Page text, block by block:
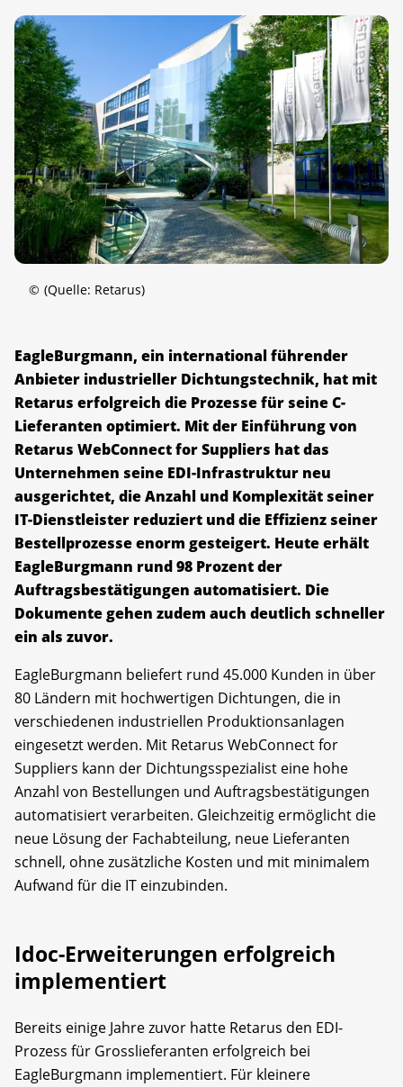
© (Quelle: Retarus)
EagleBurgmann, ein international führender
Anbieter industrieller Dichtungstechnik, hat mit
Retarus erfolgreich die Prozesse für seine C-
Lieferanten optimiert. Mit der Einführung von
Retarus WebConnect for Suppliers hat das
Unternehmen seine EDI-Infrastruktur neu
ausgerichtet, die Anzahl und Komplexität seiner
IT-Dienstleister reduziert und die Effizienz seiner
Bestellprozesse enorm gesteigert. Heute erhält
EagleBurgmann rund 98 Prozent der
Auftragsbestätigungen automatisiert. Die
Dokumente gehen zudem auch deutlich schneller
ein als zuvor.
EagleBurgmann beliefert rund 45.000 Kunden in über
80 Ländern mit hochwertigen Dichtungen, die in
verschiedenen industriellen Produktionsanlagen
eingesetzt werden. Mit Retarus WebConnect for
Suppliers kann der Dichtungsspezialist eine hohe
Anzahl von Bestellungen und Auftragsbestätigungen
automatisiert verarbeiten. Gleichzeitig ermöglicht die
neue Lösung der Fachabteilung, neue Lieferanten
schnell, ohne zusätzliche Kosten und mit minimalem
Aufwand für die IT einzubinden.
Idoc-Erweiterungen erfolgreich
implementiert
Bereits einige Jahre zuvor hatte Retarus den EDI-
Prozess für Grosslieferanten erfolgreich bei
EagleBurgmann implementiert. Für kleinere